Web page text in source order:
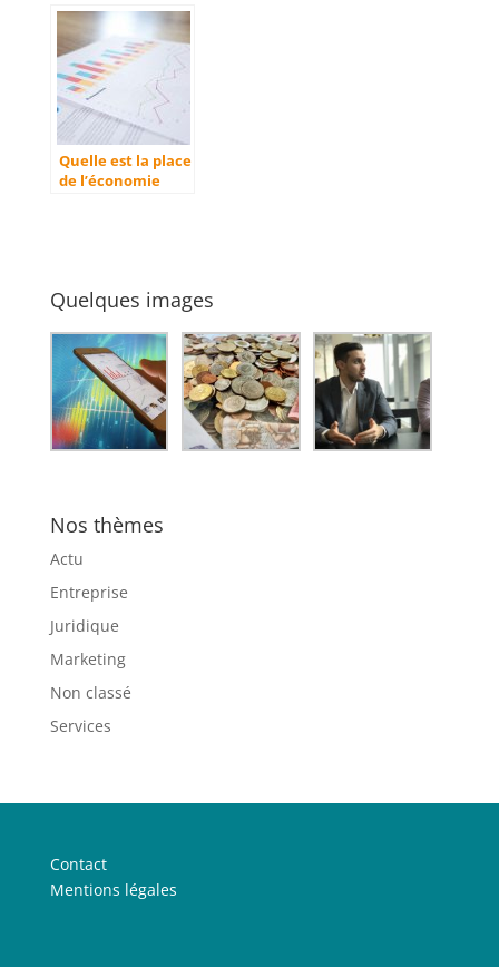
Quelle est la place
de l’économie
Quelques images
Nos thèmes
Actu
Entreprise
Juridique
Marketing
Non classé
Services
Contact
Mentions légales